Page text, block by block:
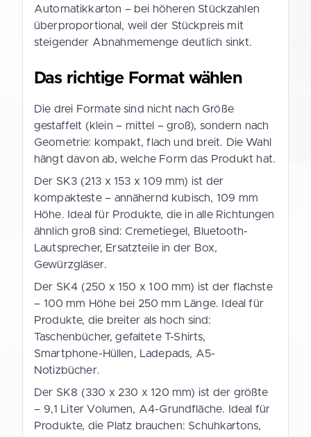
Automatikkarton – bei höheren Stückzahlen
überproportional, weil der Stückpreis mit
steigender Abnahmemenge deutlich sinkt.
Das richtige Format wählen
Die drei Formate sind nicht nach Größe
gestaffelt (klein – mittel – groß), sondern nach
Geometrie: kompakt, flach und breit. Die Wahl
hängt davon ab, welche Form das Produkt hat.
Der SK3 (213 x 153 x 109 mm) ist der
kompakteste – annähernd kubisch, 109 mm
Höhe. Ideal für Produkte, die in alle Richtungen
ähnlich groß sind: Cremetiegel, Bluetooth-
Lautsprecher, Ersatzteile in der Box,
Gewürzgläser.
Der SK4 (250 x 150 x 100 mm) ist der flachste
– 100 mm Höhe bei 250 mm Länge. Ideal für
Produkte, die breiter als hoch sind:
Taschenbücher, gefaltete T-Shirts,
Smartphone-Hüllen, Ladepads, A5-
Notizbücher.
Der SK8 (330 x 230 x 120 mm) ist der größte
– 9,1 Liter Volumen, A4-Grundfläche. Ideal für
Produkte, die Platz brauchen: Schuhkartons,